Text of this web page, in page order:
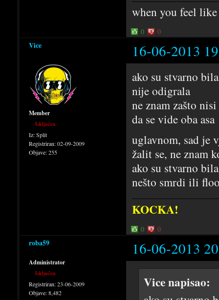
when you feel
0 0
Vice 16-06-2013
Member
Isključen
Iz:Split
Registriran:02-09-2009
Objave:255
ako su stvarno
nije odigrala
ne znam zašto
da se vide oba asa
uglavnom, sad je
žalit se, ne znam
ako su stvarno
nešto smrdi ili
KOCKA!
0 0
roba59 16-06-2013
Administrator
Isključen
Registriran:23-06-2009
Objave:8,482
Vice napisao: